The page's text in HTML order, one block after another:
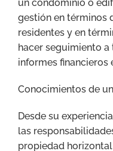
un condominio o
gestión en términos
residentes y en
hacer seguimiento
informes financieros
Conocimientos de
Desde su
las
propiedad